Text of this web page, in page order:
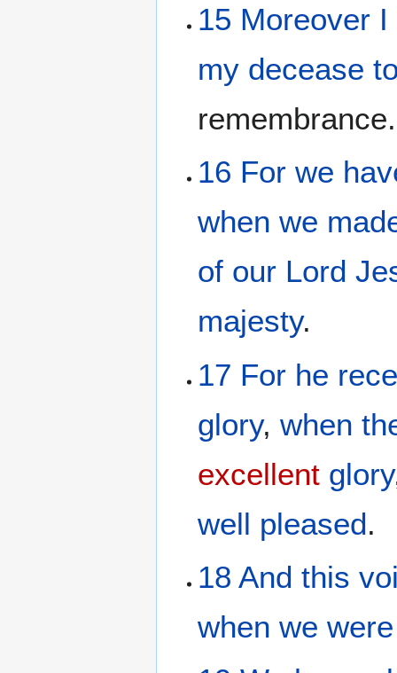
15 Moreover I
my decease
remembrance.
16 For we
when we
of our Lord
majesty.
17 For he
glory,when
excellent glory
well pleased.
18 And this
when we were